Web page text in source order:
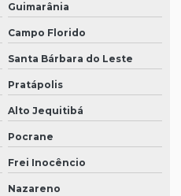
Guimarânia
Campo Florido
Santa Bárbara do Leste
Pratápolis
Alto Jequitibá
Pocrane
Frei Inocêncio
Nazareno